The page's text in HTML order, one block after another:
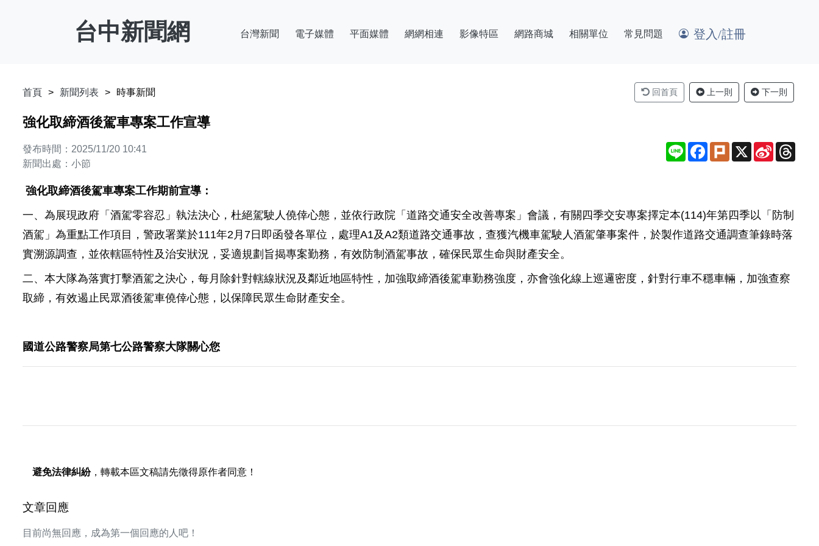
台中新聞網 台灣新聞 電子媒體 平面媒體 網網相連 影像特區 網路商城 相關單位 常見問題 登入/註冊
首頁 新聞列表 時事新聞 回首頁 上一則 下一則
強化取締酒後駕車專案工作宣導
發布時間：2025/11/20 10:41
新聞出處：小節
Line Facebook
Plurk X
Sina
Weibo
強化取締酒後駕車專案工作期前宣導：
一、為展現政府「酒駕零容忍」執法決心，杜絕駕駛人僥倖心態，並依行政院「道路交通安全改善專案」會議，有關四季交安專案擇定本(114)年第四季以「防制
酒駕」為重點工作項目，警政署業於111年2月7日即函發各單位，處理A1及A2類道路交通事故，查獲汽機車駕駛人酒駕肇事案件，於製作道路交通調查筆錄時落
實溯源調查，並依轄區特性及治安狀況，妥適規劃旨揭專案勤務，有效防制酒駕事故，確保民眾生命與財產安全。
二、本大隊為落實打擊酒駕之決心，每月除針對轄線狀況及鄰近地區特性，加強取締酒後駕車勤務強度，亦會強化線上巡邏密度，針對行車不穩車輛，加強查察
取締，有效遏止民眾酒後駕車僥倖心態，以保障民眾生命財產安全。
國道公路警察局第七公路警察大隊關心您
避免法律糾紛，轉載本區文稿請先徵得原作者同意！
文章回應
目前尚無回應，成為第一個回應的人吧！